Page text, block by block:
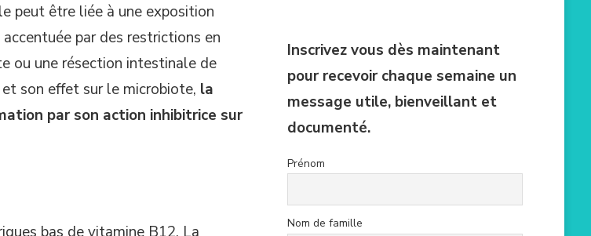
peut être liée à une exposition
par des restrictions en
ou une résection intestinale de
son effet sur le microbiote, la
par son action inhibitrice sur
Inscrivez vous dès maintenant
pour recevoir chaque semaine un
message utile, bienveillant et
documenté.
Prénom
Nom de famille